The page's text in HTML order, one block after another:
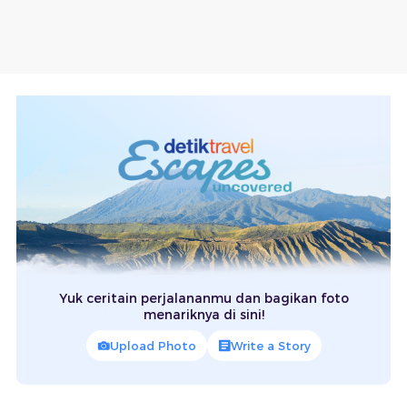
Yuk ceritain perjalananmu dan bagikan foto
menariknya di sini!
Upload Photo Write a Story